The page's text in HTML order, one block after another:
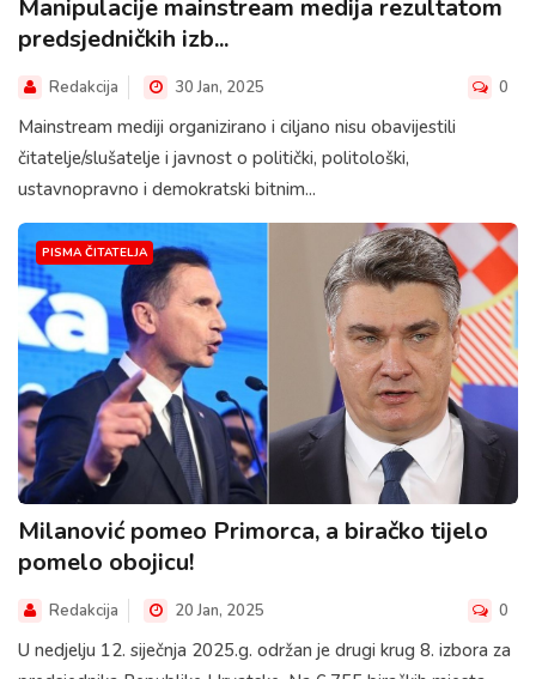
Manipulacije mainstream medija rezultatom
predsjedničkih izb...
Redakcija 30 Jan, 2025 0
Mainstream mediji organizirano i ciljano nisu obavijestili
čitatelje/slušatelje i javnost o politički, politološki,
ustavnopravno i demokratski bitnim...
PISMA ČITATELJA
Milanović pomeo Primorca, a biračko tijelo
pomelo obojicu!
Redakcija 20 Jan, 2025 0
U nedjelju 12. siječnja 2025.g. održan je drugi krug 8. izbora za